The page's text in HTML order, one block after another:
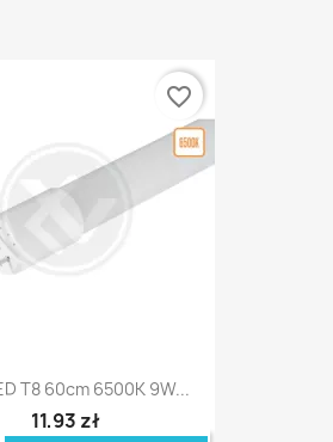
T8 60cm 6500K 9W...
11,93 zł
favorite_border